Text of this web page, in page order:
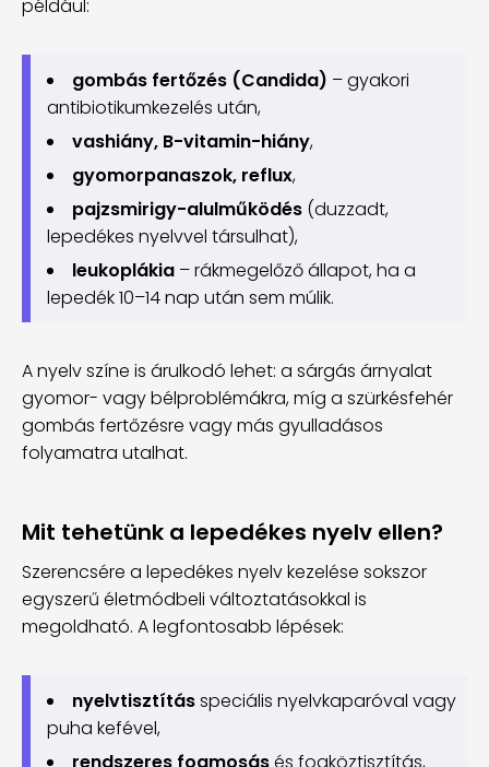
például:
gombás fertőzés (Candida) – gyakori
antibiotikumkezelés után,
vashiány, B-vitamin-hiány,
gyomorpanaszok, reflux,
pajzsmirigy-alulműködés (duzzadt,
lepedékes nyelvvel társulhat),
leukoplákia – rákmegelőző állapot, ha a
lepedék 10–14 nap után sem múlik.
A nyelv színe is árulkodó lehet: a sárgás árnyalat
gyomor- vagy bélproblémákra, míg a szürkésfehér
gombás fertőzésre vagy más gyulladásos
folyamatra utalhat.
Mit tehetünk a lepedékes nyelv ellen?
Szerencsére a lepedékes nyelv kezelése sokszor
egyszerű életmódbeli változtatásokkal is
megoldható. A legfontosabb lépések:
nyelvtisztításspeciális nyelvkaparóval vagy
puha kefével,
rendszeres fogmosásés fogköztisztítás,